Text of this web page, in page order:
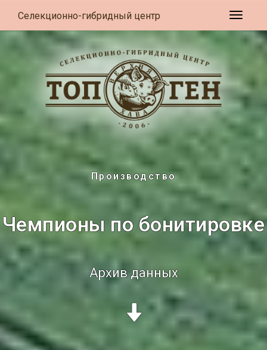
Селекционно-гибридный центр
Производство
Чемпионы по бонитировке
Архив данных